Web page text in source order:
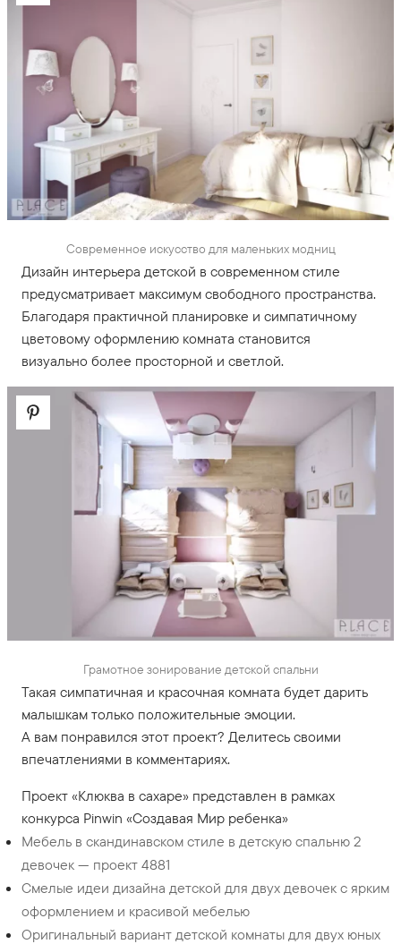
Современное искусство для маленьких модниц
Дизайн интерьера детской в современном стиле
предусматривает максимум свободного пространства.
Благодаря практичной планировке и симпатичному
цветовому оформлению комната становится
визуально более просторной и светлой.
Грамотное зонирование детской спальни
Такая симпатичная и красочная комната будет дарить
малышкам только положительные эмоции.
А вам понравился этот проект? Делитесь своими
впечатлениями в комментариях.
Проект «Клюква в сахаре» представлен в рамках
конкурса Pinwin «Создавая Мир ребенка»
Мебель в скандинавском стиле в детскую спальню 2
девочек — проект 4881
Смелые идеи дизайна детской для двух девочек с ярким
оформлением и красивой мебелью
Оригинальный вариант детской комнаты для двух юных